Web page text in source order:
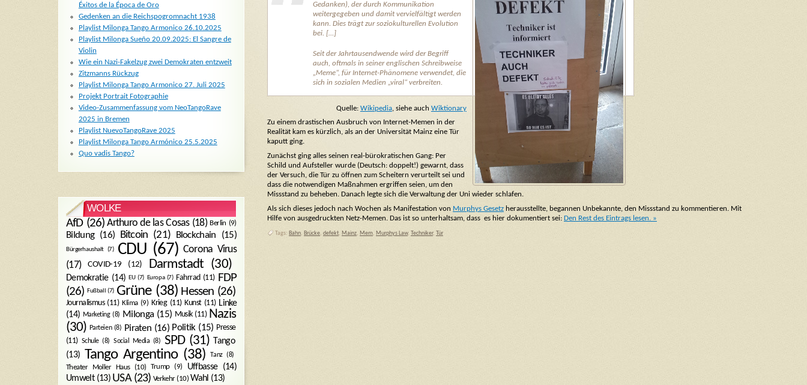
Gedanken), der durch Kommunikation
weitergegeben und damit vervielfältigt werden
kann. Dies trägt zur soziokulturellen Evolution
bei. […]
Seit der Jahrtausendwende wird der Begriff
auch, oftmals in seiner englischen Schreibweise
„Meme“, für Internet-Phänomene verwendet, die
sich in sozialen Medien „viral“ verbreiten.
Quelle: Wikipedia, siehe auch Wiktionary
Zu einem drastischen Ausbruch von Internet-Memen in der
Realität kam es kürzlich, als an der Universität Mainz eine Tür
kaputt ging.
Zunächst ging alles seinen real-bürokratischen Gang: Per
Schild und Aufsteller wurde (Deutsch: doppelt!) gewarnt, dass
der Versuch, die Tür zu öffnen zum Scheitern verurteilt sei und
dass die notwendigen Maßnahmen ergriffen seien, um den
Missstand zu beheben. Danach legte sich die Verwaltung der Uni wieder schlafen.
Als sich dieses jedoch nach Wochen als Manifestation von Murphys Gesetz herausstellte, begannen Unbekannte, den Missstand zu kommentieren. Mit
Hilfe von ausgedruckten Netz-Memen. Das ist so unterhaltsam, dass es hier dokumentiert sei: Den Rest des Eintrags lesen. »
Tags: Bahn, Brücke, defekt, Mainz, Mem, Murphys Law, Techniker, Tür
Éxitos de la Época de Oro
Gedenken an die Reichspogromnacht 1938
Playlist Milonga Tango Armonico 26.10.2025
Playlist Milonga Sueño 20.09.2025: El Sangre de
Violin
Wie ein Nazi-Fakelzug zwei Demokraten entzweit
Zitzmanns Rückzug
Playlist Milonga Tango Armonico 27. Juli 2025
Projekt Portrait Fotographie
Video-Zusammenfassung vom NeoTangoRave
2025 in Bremen
Playlist NuevoTangoRave 2025
Playlist Milonga Tango Armónico 25.5.2025
Quo vadis Tango?
WOLKE
AfD(26) Arthuro de las Cosas(18) Berlin (9)
Bildung(16) Bitcoin (21) Blockchain (15)
Bürgerhaushalt (7) CDU (67) Corona Virus
(17)
COVID-19 (12) Darmstadt (30)
Demokratie(14) EU(7) Europa(7) Fahrrad (11) FDP
(26) Fußball (7) Grüne(38) Hessen (26)
Journalismus(11) Klima(9) Krieg(11) Kunst(11) Linke
(14) Marketing(8) Milonga(15) Musik(11) Nazis
(30) Parteien(8) Piraten (16) Politik(15) Presse
(11) Schule(8) Social Media (8) SPD(31) Tango
(13)
Tango Argentino(38) Tanz(8)
Theater Moller Haus(10) Trump(9) Uffbasse(14)
Umwelt(13) USA(23) Verkehr(10) Wahl (13)